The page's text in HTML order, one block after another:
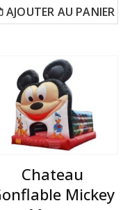
AJOUTER AU PANIER
Chateau
Mickey